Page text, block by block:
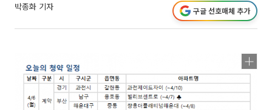
박종화 기자 구글 선호매체 추가